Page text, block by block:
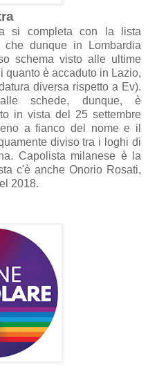
a
si completa con l a lista
che dunque in Lombardia
schema visto alle ultime
quanto è accaduto in Lazio,
atura diversa rispettoa Ev).
alle schede, dunque, è
in vista del 25 settembre
a fianco del nome e il
amente diviso tra i loghi di
a. Capolista mil anese è l a
a c'è anche Onorio Rosati,
2018.